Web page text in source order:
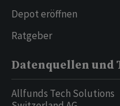
Depot eröffnen
Ratgeber
Datenquellen und
Allfunds Tech Solutions